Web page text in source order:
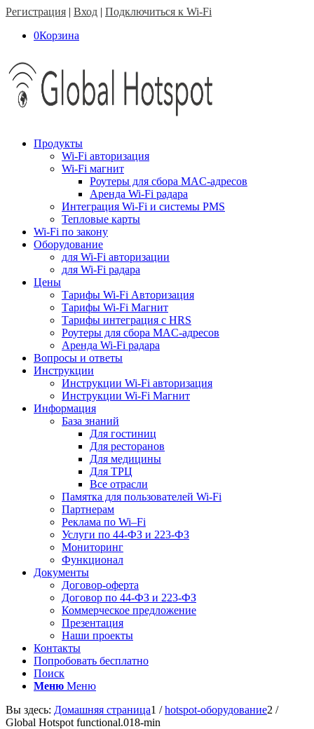
Регистрация | Вход | Подключиться к Wi-Fi
0Корзина
Продукты
Wi-Fi авторизация
Wi-Fi магнит
Роутеры для сбора MAC-адресов
Аренда Wi-Fi радара
Интеграция Wi-Fi и системы PMS
Тепловые карты
Wi-Fi по закону
Оборудование
для Wi-Fi авторизации
для Wi-Fi радара
Цены
Тарифы Wi-Fi Авторизация
Тарифы Wi-Fi Магнит
Тарифы интеграция с HRS
Роутеры для сбора MAC-адресов
Аренда Wi-Fi радара
Вопросы и ответы
Инструкции
Инструкции Wi-Fi авторизация
Инструкции Wi-Fi Магнит
Информация
База знаний
Для гостиниц
Для ресторанов
Для медицины
Для ТРЦ
Все отрасли
Памятка для пользователей Wi-Fi
Партнерам
Реклама по Wi–Fi
Услуги по 44-ФЗ и 223-ФЗ
Мониторинг
Функционал
Документы
Договор-оферта
Договор по 44-ФЗ и 223-ФЗ
Коммерческое предложение
Презентация
Наши проекты
Контакты
Попробовать бесплатно
Поиск
Меню Меню
Вы здесь: Домашняя страница1 / hotspot-оборудование2 /
Global Hotspot functional.018-min